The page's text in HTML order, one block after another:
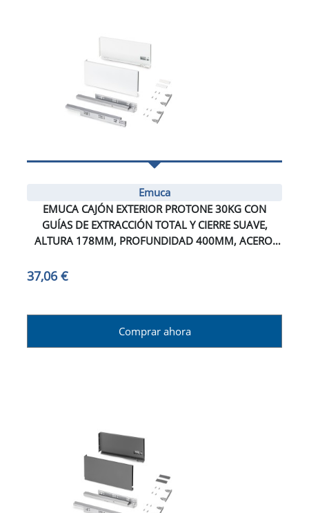
Emuca
EMUCA CAJÓN EXTERIOR PROTONE 30KG CON
GUÍAS DE EXTRACCIÓN TOTAL Y CIERRE SUAVE,
ALTURA 178MM, PROFUNDIDAD 400MM, ACERO,
37,06 €
Comprar ahora